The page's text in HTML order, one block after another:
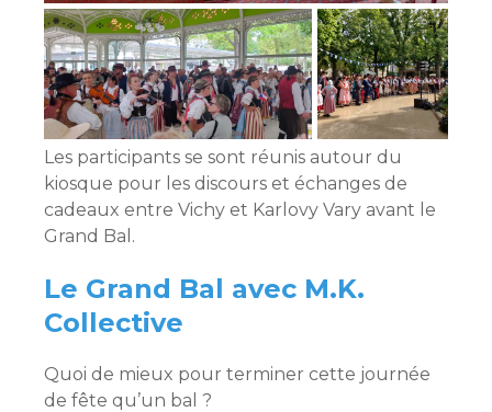
Les participants se sont réunis autour du
kiosque pour les discours et échanges de
cadeaux entre Vichy et Karlovy Vary avant le
Grand Bal.
Le Grand Bal avec M.K.
Collective
Quoi de mieux pour terminer cette journée
de fête qu’un bal ?